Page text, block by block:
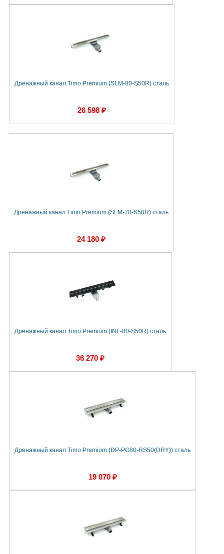
Дренажный канал Timo Premium (SLM-80-S50R) сталь
26 598 ₽
Дренажный канал Timo Premium (SLM-70-S50R) сталь
24 180 ₽
Дренажный канал Timo Premium (INF-80-S50R) сталь
36 270 ₽
Дренажный канал Timo Premium (DP-PG80-RS50(DRY)) сталь
19 070 ₽